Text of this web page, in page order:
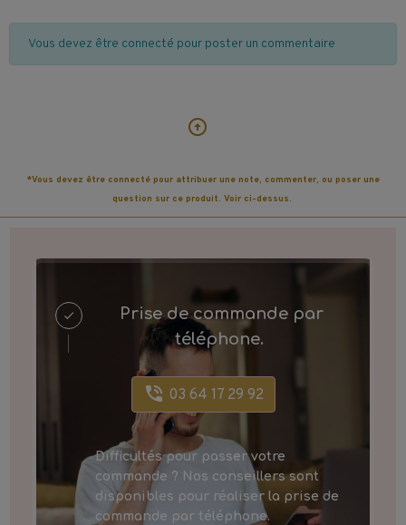
Vous devez être connecté pour poster un commentaire
*Vous devez être connecté pour attribuer une note, commenter, ou poser une
question sur ce produit. Voir ci-dessus.
Prise de commande par
téléphone.
03 64 17 29 92
Difficultés pour passer votre
commande ? Nos conseillers sont
disponibles pour réaliser la prise de
commande par téléphone.